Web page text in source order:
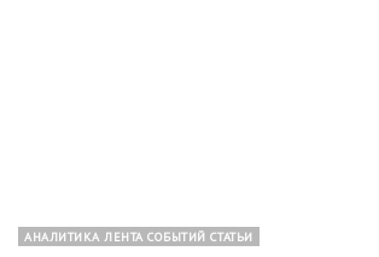
АНАЛИТИКА ЛЕНТА СОБЫТИЙ СТАТЬИ